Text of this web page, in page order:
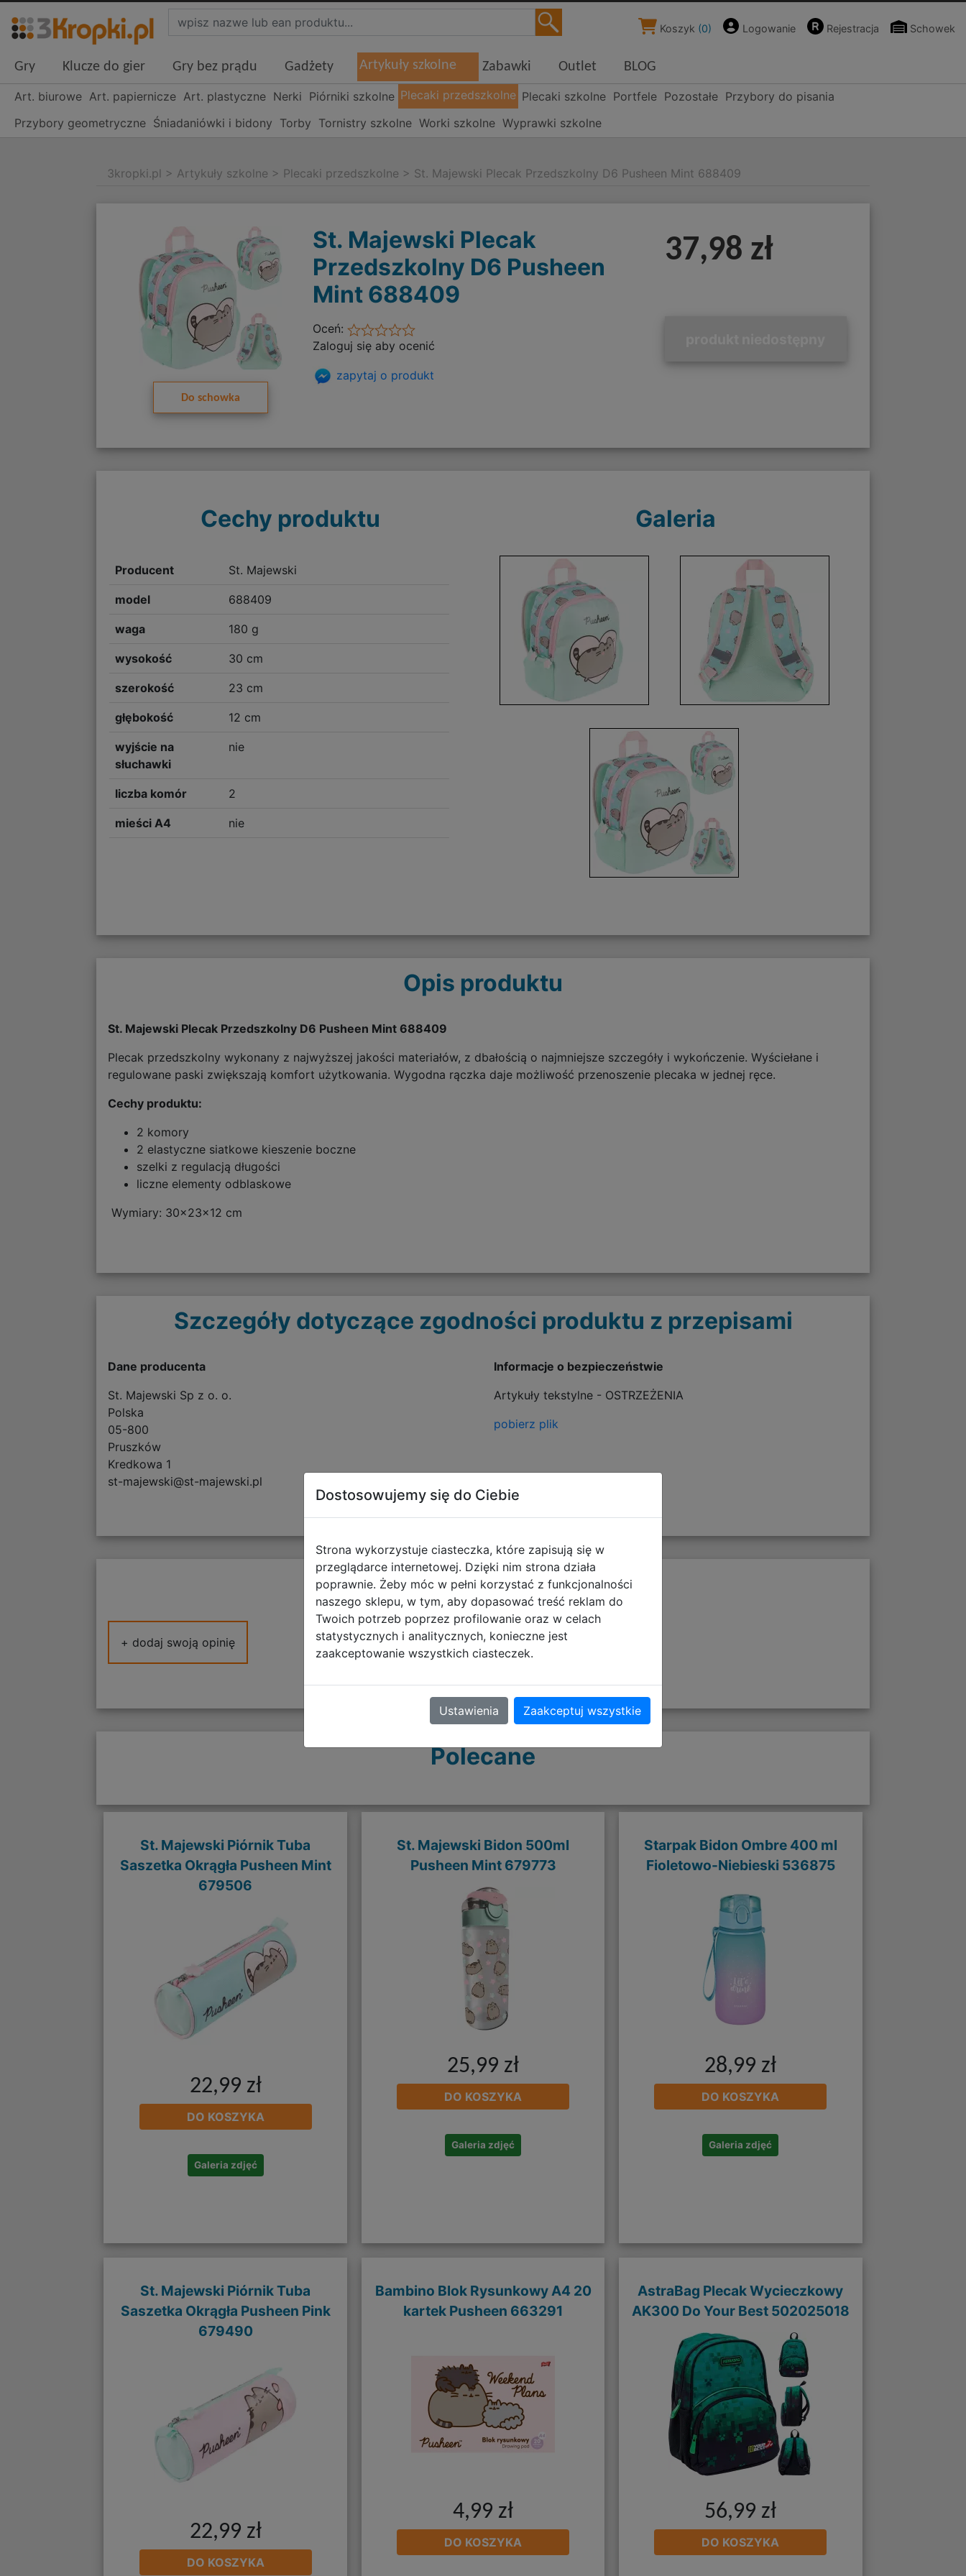
Koszyk (0) Logowanie Rejestracja Schowek
Gry Klucze do gier Gry bez prądu Gadżety Artykuły szkolne Zabawki Outlet BLOG
Art. biurowe Art. papiernicze Art. plastyczne Nerki Piórniki szkolne Plecaki przedszkolne Plecaki szkolne Portfele Pozostałe Przybory do pisania
Przybory geometryczne Śniadaniówki i bidony Torby Tornistry szkolne Worki szkolne Wyprawki szkolne
3kropki.pl > Artykuły szkolne > Plecaki przedszkolne > St. Majewski Plecak Przedszkolny D6 Pusheen Mint 688409
Do schowka
St. Majewski Plecak
Przedszkolny D6 Pusheen
Mint 688409
Oceń:
Zaloguj się aby ocenić
zapytaj o produkt
37,98 zł
Cechy produktu
Producent St. Majewski
model 688409
waga 180 g
wysokość 30 cm
szerokość 23 cm
głębokość 12 cm
wyjście na
słuchawki
nie
liczba komór 2
mieści A4 nie
Galeria
Opis produktu
St. Majewski Plecak Przedszkolny D6 Pusheen Mint 688409
Plecak przedszkolny wykonany z najwyższej jakości materiałów, z dbałością o najmniejsze szczegóły i wykończenie. Wyściełane i
regulowane paski zwiększają komfort użytkowania. Wygodna rączka daje możliwość przenoszenie plecaka w jednej ręce.
Cechy produktu:
2 komory
2 elastyczne siatkowe kieszenie boczne
szelki z regulacją długości
liczne elementy odblaskowe
Wymiary: 30x23x12 cm
Szczegóły dotyczące zgodności produktu z przepisami
Dane producenta
St. Majewski Sp z o. o.
Polska
05-800
Pruszków
Kredkowa 1
st-majewski@st-majewski.pl
Informacje o bezpieczeństwie
Artykuły tekstylne - OSTRZEŻENIA
pobierz plik
Opinie o produkcie
+ dodaj swoją opinię
Polecane
St. Majewski Piórnik Tuba
Saszetka Okrągła Pusheen Mint
679506
22,99 zł
DO KOSZYKA
Galeria zdjęć
St. Majewski Bidon 500ml
Pusheen Mint 679773
25,99 zł
DO KOSZYKA
Galeria zdjęć
Starpak Bidon Ombre 400 ml
Fioletowo-Niebieski 536875
28,99 zł
DO KOSZYKA
Galeria zdjęć
St. Majewski Piórnik Tuba
Saszetka Okrągła Pusheen Pink
679490
22,99 zł
DO KOSZYKA
Bambino Blok Rysunkowy A4 20
kartek Pusheen 663291
4,99 zł
DO KOSZYKA
AstraBag Plecak Wycieczkowy
AK300 Do Your Best 502025018
56,99 zł
DO KOSZYKA
Dostosowujemy się do Ciebie
Strona wykorzystuje ciasteczka, które zapisują się w
przeglądarce internetowej. Dzięki nim strona działa
poprawnie. Żeby móc w pełni korzystać z funkcjonalności
naszego sklepu, w tym, aby dopasować treść reklam do
Twoich potrzeb poprzez profilowanie oraz w celach
statystycznych i analitycznych, konieczne jest
zaakceptowanie wszystkich ciasteczek.
Ustawienia Zaakceptuj wszystkie